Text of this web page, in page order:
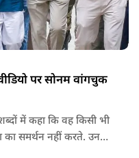
पर सोनम वांगचुक
में कहा कि वह किसी भी
समर्थन नहीं करते. उनका